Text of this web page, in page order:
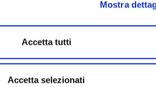
Mostra
Accetta tutti
Accetta selezionati
azioni emesse
luglio 2022